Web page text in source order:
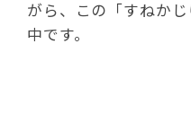
がら、この「すねか
中です。